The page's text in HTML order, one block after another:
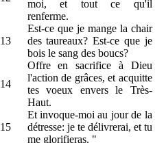
moi, et tout ce qu'il
renferme.
13
Est-ce que je mange la chair
des taureaux? Est-ce que je
bois le sang des boucs?
14
Offre en sacrifice à Dieu
l'action de grâces, et acquitte
tes voeux envers le Très-
Haut.
15
Et invoque-moi au jour de la
détresse: je te délivrerai, et tu
me glorifieras. "